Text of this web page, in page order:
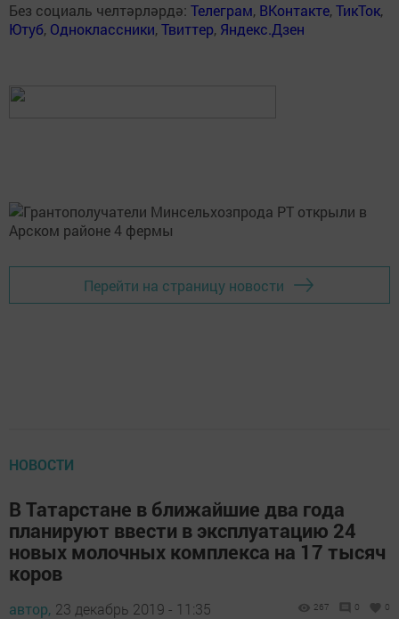
Без социаль челтәрләрдә: Телеграм, ВКонтакте,ТикТок,
Ютуб, Одноклассники,Твиттер, Яндекс.Дзен
Перейти на страницу новости
НОВОСТИ
В Татарстане в ближайшие два года
планируют ввести в эксплуатацию 24
новых молочных комплекса на 17 тысяч
коров
автор, 23 декабрь 2019 - 11:35 267 0 0